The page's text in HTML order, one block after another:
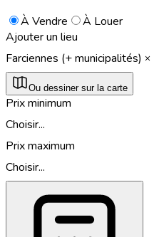
À Vendre
À Louer
Ajouter un lieu
Farciennes (+ municipalités)
Ou dessiner sur la carte
Prix minimum
Choisir...
Prix maximum
Choisir...